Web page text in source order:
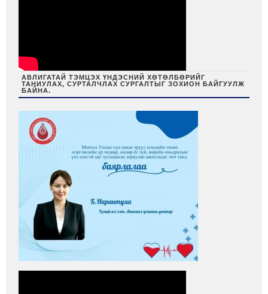
АВЛИГАТАЙ ТЭМЦЭХ ҮНДЭСНИЙ ХӨТӨЛБӨРИЙГ
ТАНИУЛАХ, СУРТАЛЧЛАХ СУРГАЛТЫГ ЗОХИОН БАЙГУУЛЖ
БАЙНА.